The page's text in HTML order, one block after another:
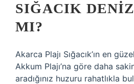
SIĞACIK
MI?
Akarca Plajı Sığacık’ın en
Akkum Plajı’na göre daha
aradığınız huzuru rahatlıkla